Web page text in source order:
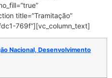
title=”Tramitação”
769f”][vc_column_text]
Nacional, Desenvolvimento